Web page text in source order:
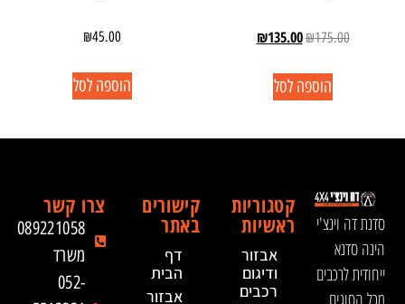
₪175.00
₪135.00
הוספה לסל
₪45.00
הוספה לסל
סדנת דה וינצ'י
הינה סדנא
ייחודית לרכבים
קטגוריות
ראשיות
אבזור
ודיגום
רכבים
קישורים
באתר
דף
הבית
אבזור
צרו קשר
089221058
משרד
052-